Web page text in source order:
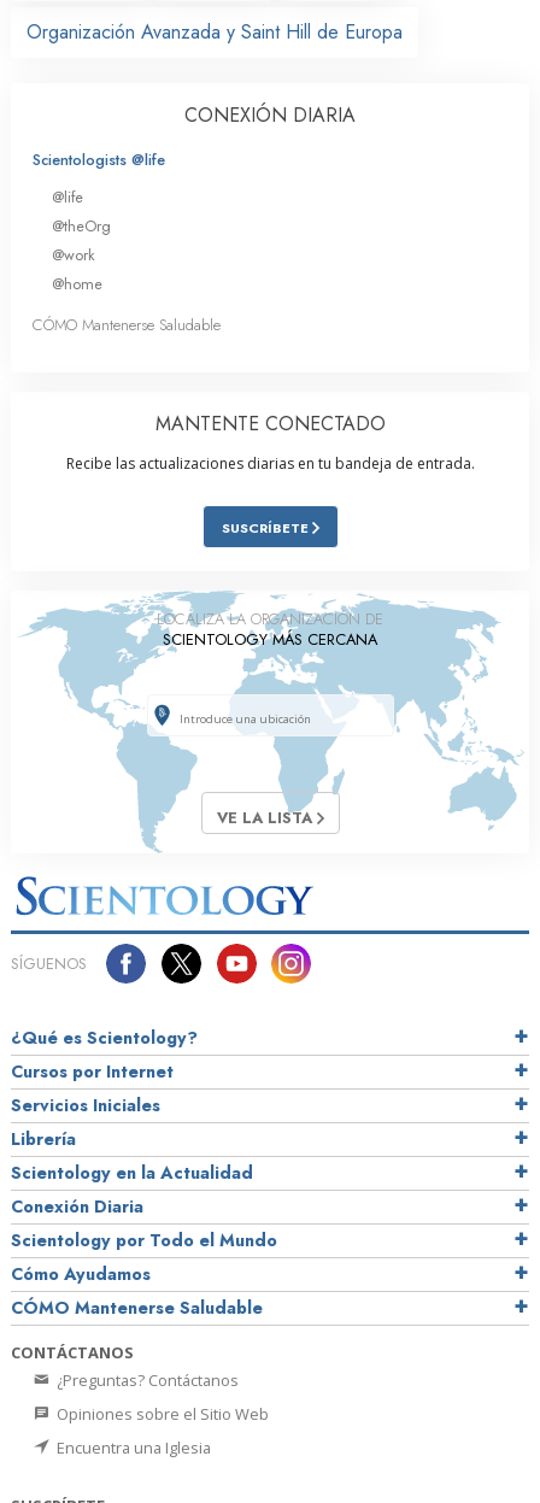
Organización Avanzada y Saint Hill de Europa
CONEXIÓN DIARIA
Scientologists @life
@life
@theOrg
@work
@home
CÓMO Mantenerse Saludable
MANTENTE CONECTADO
Recibe las actualizaciones diarias en tu bandeja de entrada.
SUSCRÍBETE
LOCALIZA LA ORGANIZACIÓN DE
SCIENTOLOGY MÁS CERCANA
VE LA LISTA
SÍGUENOS
¿Qué es Scientology?
Cursos por Internet
Servicios Iniciales
Librería
Scientology en la Actualidad
Conexión Diaria
Scientology por Todo el Mundo
Cómo Ayudamos
CÓMO Mantenerse Saludable
CONTÁCTANOS
¿Preguntas? Contáctanos
Opiniones sobre el Sitio Web
Encuentra una Iglesia